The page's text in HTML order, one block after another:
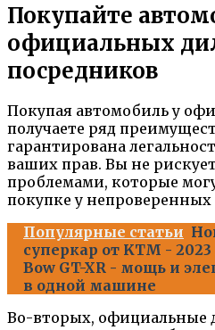
Покупайте
официальных
посредников
Покупая автомобиль у
получаете ряд
гарантирована
ваших прав. Вы не
проблемами, которые
покупке у
Популярные статьи
суперкар от KTM -
Bow GT-XR - мощь и
в одной машине
Во-вторых, официальные